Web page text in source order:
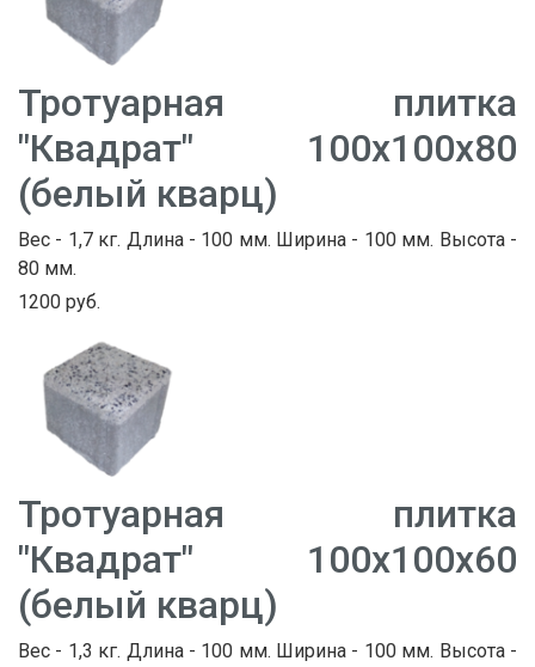
Тротуарная плитка
"Квадрат" 100х100х80
(белый кварц)
Вес - 1,7 кг. Длина - 100 мм. Ширина - 100 мм. Высота -
80 мм.
1200 руб.
Тротуарная плитка
"Квадрат" 100х100х60
(белый кварц)
Вес - 1,3 кг. Длина - 100 мм. Ширина - 100 мм. Высота -